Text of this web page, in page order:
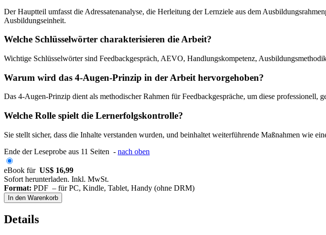
Der Hauptteil umfasst die Adressatenanalyse, die Herleitung der Lernziele aus dem
Ausbildungseinheit.
Welche Schlüsselwörter charakterisieren die Arbeit?
Wichtige Schlüsselwörter sind Feedbackgespräch, AEVO, Handlungskompetenz,
Warum wird das 4-Augen-Prinzip in der Arbeit hervorgehoben?
Das 4-Augen-Prinzip dient als methodischer Rahmen für Feedbackgespräche, um diese professionell,
Welche Rolle spielt die Lernerfolgskontrolle?
Sie stellt sicher, dass die Inhalte verstanden wurden, und beinhaltet weiterführende Maßnahmen wie
Ende der Leseprobe aus 11 Seiten - nach oben
eBook für US$ 16,99
Sofort herunterladen. Inkl. MwSt.
Format: PDF – für PC, Kindle, Tablet, Handy (ohne DRM)
In den Warenkorb
Details